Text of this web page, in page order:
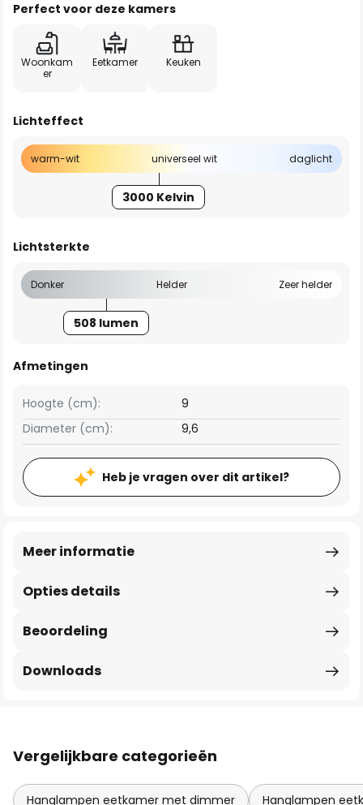
Perfect voor deze kamers
Woonkam
er
Eetkamer Keuken
Lichteffect
warm-wit universeel wit daglicht
3000 Kelvin
Lichtsterkte
Donker Helder Zeer helder
508 lumen
Afmetingen
Hoogte (cm):
9
Diameter (cm):
9,6
Heb je vragen over dit artikel?
Opties details
Meer informatie
Beoordeling
Downloads
Vergelijkbare categorieën
Hanglampen eetkamer met dimmer Hanglampen